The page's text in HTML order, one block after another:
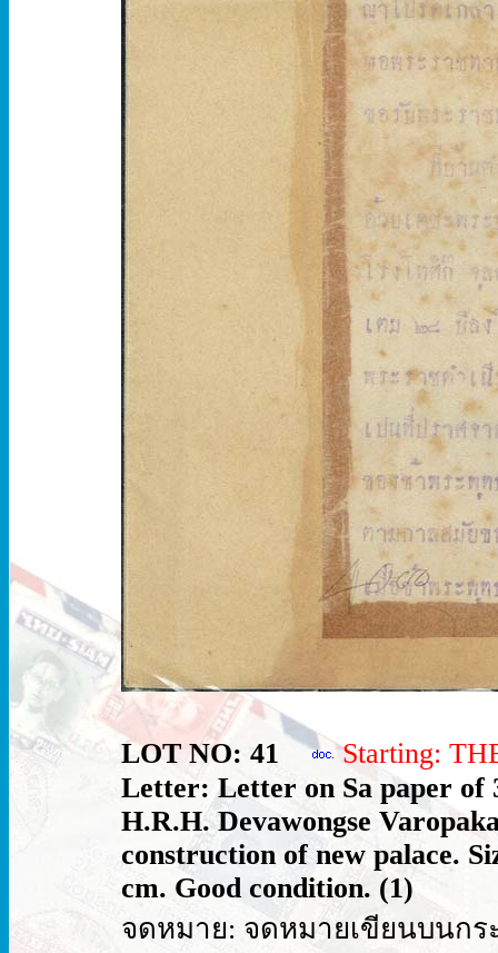
LOT NO: 41
Starting:
Letter: Letter on Sa paper of
H.R.H. Devawongse
construction of new palace.
cm. Good condition. (1)
จดหมาย: จดหมายเขียนบนก